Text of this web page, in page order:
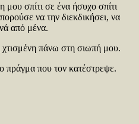
σπίτι σε ένα ήσυχο σπίτι
να την διεκδικήσει, να
από μένα.
χτισμένη πάνω στη σιωπή μου.
πράγμα που τον κατέστρεψε.